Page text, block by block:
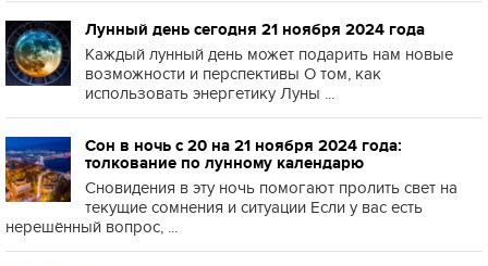
Лунный день сегодня 21 ноября 2024 года
Каждый лунный день может подарить нам новые
возможности и перспективы О том, как
использовать энергетику Луны ...
Сон в ночь с 20 на 21 ноября 2024 года:
толкование по лунному календарю
Сновидения в эту ночь помогают пролить свет на
текущие сомнения и ситуации Если у вас есть
нерешённый вопрос, ...